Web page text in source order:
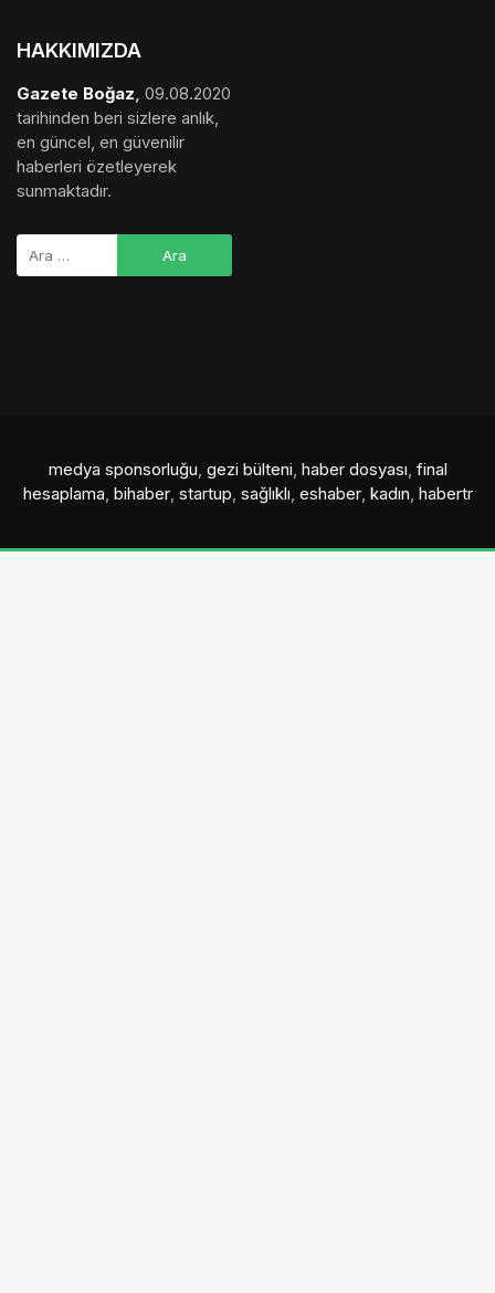
HAKKIMIZDA
Gazete Boğaz, 09.08.2020
tarihinden beri sizlere anlık,
en güncel, en güvenilir
haberleri özetleyerek
sunmaktadır.
medya sponsorluğu, gezi bülteni, haber dosyası, final
hesaplama, bihaber, startup, sağlıklı, eshaber, kadın, habertr